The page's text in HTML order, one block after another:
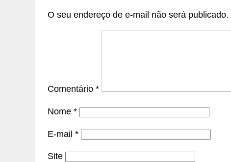
O seu endereço de e-mail não será publicado.
Comentário *
Nome *
E-mail *
Site